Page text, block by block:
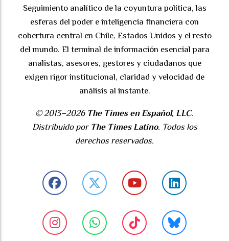
Seguimiento analítico de la coyuntura política, las
esferas del poder e inteligencia financiera con
cobertura central en Chile, Estados Unidos y el resto
del mundo. El terminal de información esencial para
analistas, asesores, gestores y ciudadanos que
exigen rigor institucional, claridad y velocidad de
análisis al instante.
© 2013–2026 The Times en Español, LLC.
Distribuido por The Times Latino. Todos los
derechos reservados.